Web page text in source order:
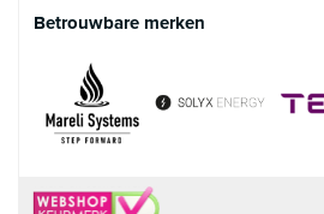
Betrouwbare merken